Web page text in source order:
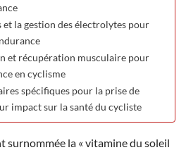
et la gestion des électrolytes pour
et récupération musculaire pour
en cyclisme
spécifiques pour la prise de
impact sur la santé du cycliste
surnommée la « vitamine du soleil